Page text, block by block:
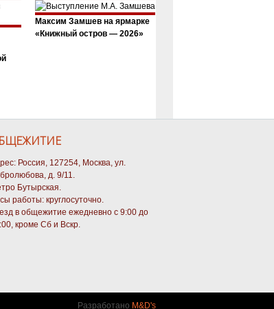
Максим Замшев на ярмарке
«Книжный остров — 2026»
Россия, 127254, Москва, ул.
д. 9/11.
Бутырская.
работы: круглосуточно.
в общежитие ежедневно с 9:00 до
кроме Сб и Вскр.
Разработано M&D's